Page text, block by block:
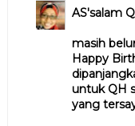
AS'salam
masih
Happy
untuk QH
yang